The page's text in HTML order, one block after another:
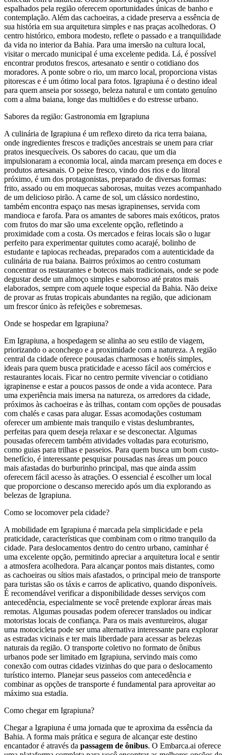
espalhados pela região oferecem oportunidades únicas de banho e
contemplação. Além das cachoeiras, a cidade preserva a essência de
sua história em sua arquitetura simples e nas praças acolhedoras. O
centro histórico, embora modesto, reflete o passado e a tranquilidade
da vida no interior da Bahia. Para uma imersão na cultura local,
visitar o mercado municipal é uma excelente pedida. Lá, é possível
encontrar produtos frescos, artesanato e sentir o cotidiano dos
moradores. A ponte sobre o rio, um marco local, proporciona vistas
pitorescas e é um ótimo local para fotos. Igrapiuna é o destino ideal
para quem anseia por sossego, beleza natural e um contato genuíno
com a alma baiana, longe das multidões e do estresse urbano.
Sabores da região: Gastronomia em Igrapiuna
A culinária de Igrapiuna é um reflexo direto da rica terra baiana,
onde ingredientes frescos e tradições ancestrais se unem para criar
pratos inesquecíveis. Os sabores do cacau, que um dia
impulsionaram a economia local, ainda marcam presença em doces e
produtos artesanais. O peixe fresco, vindo dos rios e do litoral
próximo, é um dos protagonistas, preparado de diversas formas:
frito, assado ou em moquecas saborosas, muitas vezes acompanhado
de um delicioso pirão. A carne de sol, um clássico nordestino,
também encontra espaço nas mesas igrapinenses, servida com
mandioca e farofa. Para os amantes de sabores mais exóticos, pratos
com frutos do mar são uma excelente opção, refletindo a
proximidade com a costa. Os mercados e feiras locais são o lugar
perfeito para experimentar quitutes como acarajé, bolinho de
estudante e tapiocas recheadas, preparados com a autenticidade da
culinária de rua baiana. Bairros próximos ao centro costumam
concentrar os restaurantes e botecos mais tradicionais, onde se pode
degustar desde um almoço simples e saboroso até pratos mais
elaborados, sempre com aquele toque especial da Bahia. Não deixe
de provar as frutas tropicais abundantes na região, que adicionam
um frescor único às refeições e sobremesas.
Onde se hospedar em Igrapiuna?
Em Igrapiuna, a hospedagem se alinha ao seu estilo de viagem,
priorizando o aconchego e a proximidade com a natureza. A região
central da cidade oferece pousadas charmosas e hotéis simples,
ideais para quem busca praticidade e acesso fácil aos comércios e
restaurantes locais. Ficar no centro permite vivenciar o cotidiano
igrapinense e estar a poucos passos de onde a vida acontece. Para
uma experiência mais imersa na natureza, os arredores da cidade,
próximos às cachoeiras e às trilhas, contam com opções de pousadas
com chalés e casas para alugar. Essas acomodações costumam
oferecer um ambiente mais tranquilo e vistas deslumbrantes,
perfeitas para quem deseja relaxar e se desconectar. Algumas
pousadas oferecem também atividades voltadas para ecoturismo,
como guias para trilhas e passeios. Para quem busca um bom custo-
benefício, é interessante pesquisar pousadas nas áreas um pouco
mais afastadas do burburinho principal, mas que ainda assim
oferecem fácil acesso às atrações. O essencial é escolher um local
que proporcione o descanso merecido após um dia explorando as
belezas de Igrapiuna.
Como se locomover pela cidade?
A mobilidade em Igrapiuna é marcada pela simplicidade e pela
praticidade, características que combinam com o ritmo tranquilo da
cidade. Para deslocamentos dentro do centro urbano, caminhar é
uma excelente opção, permitindo apreciar a arquitetura local e sentir
a atmosfera acolhedora. Para alcançar pontos mais distantes, como
as cachoeiras ou sítios mais afastados, o principal meio de transporte
para turistas são os táxis e carros de aplicativo, quando disponíveis.
É recomendável verificar a disponibilidade desses serviços com
antecedência, especialmente se você pretende explorar áreas mais
remotas. Algumas pousadas podem oferecer translados ou indicar
motoristas locais de confiança. Para os mais aventureiros, alugar
uma motocicleta pode ser uma alternativa interessante para explorar
as estradas vicinais e ter mais liberdade para acessar as belezas
naturais da região. O transporte coletivo no formato de ônibus
urbanos pode ser limitado em Igrapiuna, servindo mais como
conexão com outras cidades vizinhas do que para o deslocamento
turístico interno. Planejar seus passeios com antecedência e
combinar as opções de transporte é fundamental para aproveitar ao
máximo sua estadia.
Como chegar em Igrapiuna?
Chegar a Igrapiuna é uma jornada que te aproxima da essência da
Bahia. A forma mais prática e segura de alcançar este destino
encantador é através da passagem de ônibus. O Embarca.ai oferece